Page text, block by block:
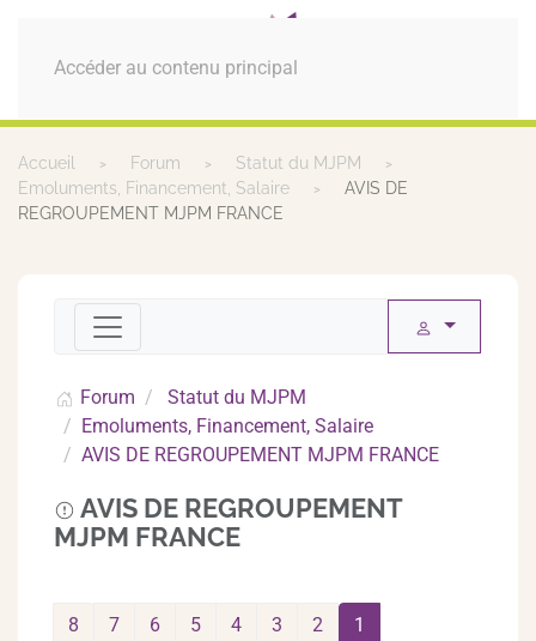
Accéder au contenu principal
MENU
Accueil Forum
Statut du MJPM
Emoluments, Financement, Salaire
AVIS DE
REGROUPEMENT MJPM FRANCE
Forum
Statut du MJPM
Emoluments, Financement, Salaire
AVIS DE REGROUPEMENT MJPM FRANCE
AVIS DE REGROUPEMENT
MJPM FRANCE
1
2
3
4
5
6
7
8